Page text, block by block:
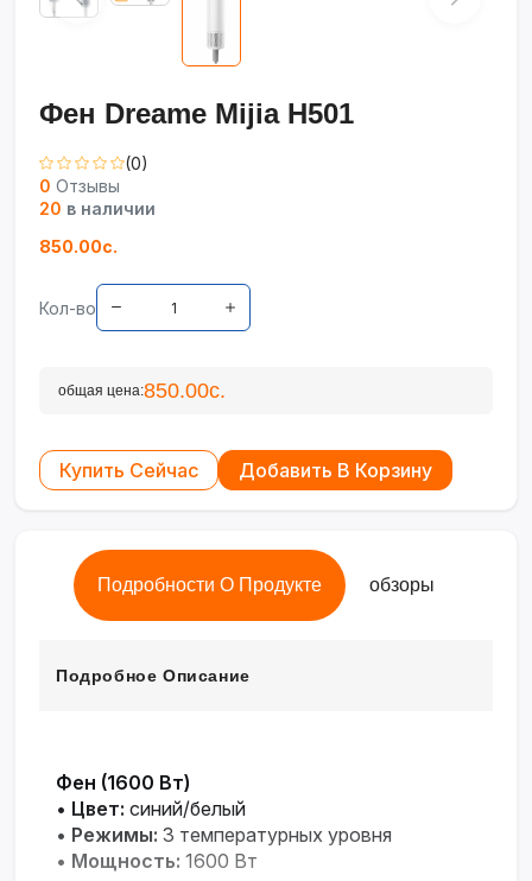
Фен Dreame Mijia H501
(0)
0 Отзывы
20 в наличии
850.00с.
Кол-во
общая цена:850.00с.
Купить Сейчас Добавить В Корзину
Подробности О Продукте обзоры
Подробное Описание
Фен (1600 Вт)
• Цвет: синий/белый
• Режимы: 3 температурных уровня
• Мощность: 1600 Вт